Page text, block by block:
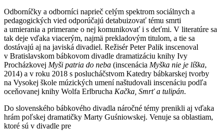
Odborníčky a odborníci naprieč celým spektrom sociálnych a
pedagogických vied odporúčajú detabuizovať tému smrti
a umierania a primerane o nej komunikovať i s deťmi. V literatúre sa
tak deje vďaka viacerým, najmä prekladovým titulom, a tie sa
dostávajú aj na javiská divadiel. Režisér Peter Palik inscenoval
v Bratislavskom bábkovom divadle dramatizáciu knihy Ivy
Procházkovej Myši patria do neba (inscenácia Myška nie je líška,
2014) a v roku 2018 s poslucháčstvom Katedry bábkarskej tvorby
na Vysokej škole múzických umení naštudovali inscenáciu podľa
oceňovanej knihy Wolfa Erlbrucha Kačka, Smrť a tulipán.
Do slovenského bábkového divadla náročné témy prenikli aj vďaka
hrám poľskej dramatičky Marty Guśniowskej. Venuje sa oblastiam,
ktoré sú v divadle pre